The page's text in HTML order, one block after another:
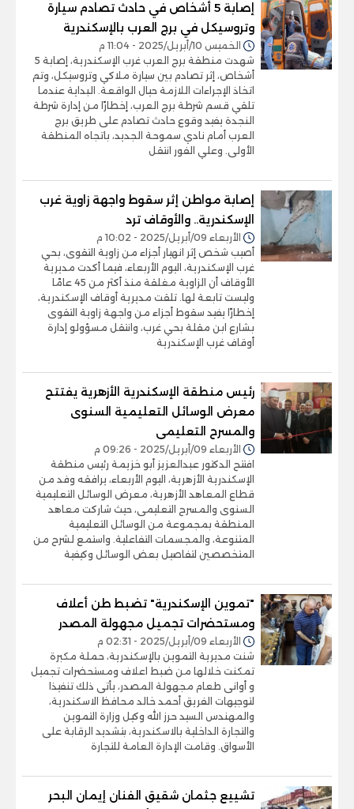
إصابة 5 أشخاص في حادث تصادم سيارة
وتروسيكل في برج العرب بالإسكندرية
الخميس 10/أبريل/2025 - 11:04 م
شهدت منطقة برج العرب غرب الإسكندرية، إصابة 5
أشخاص، إثر تصادم بين سيارة ملاكي وتروسيكل، وتم
اتخاذ الإجراءات اللازمة حيال الواقعة. البداية عندما
تلقي قسم شرطة برج العرب، إخطارًا من إدارة شرطة
النجدة يفيد وقوع حادث تصادم على طريق برج
العرب أمام نادي سموحة الجديد، باتجاه المنطقة
الأولى. وعلي الفور انتقل
إصابة مواطن إثر سقوط واجهة زاوية غرب
الإسكندرية.. والأوقاف ترد
الأربعاء 09/أبريل/2025 - 10:02 م
أصيب شخص إثر انهيار أجزاء من زاوية التقوى، بحي
غرب الإسكندرية، اليوم الأربعاء، فيما أكدت مديرية
الأوقاف أن الزاوية مغلقة منذ أكثر من 45 عامًا
وليست تابعة لها. تلقت مديرية أوقاف الإسكندرية،
إخطارًا يفيد سقوط أجزاء من واجهة زاوية التقوى
بشارع ابن مقلة بحي غرب، وانتقل مسؤولو إدارة
أوقاف غرب الإسكندرية
رئيس منطقة الإسكندرية الأزهرية يفتتح
معرض الوسائل التعليمية السنوى
والمسرح التعليمى
الأربعاء 09/أبريل/2025 - 09:26 م
افتتح الدكتور عبدالعزيز أبو خزيمة رئيس منطقة
الإسكندرية الأزهرية، اليوم الأربعاء، يرافقه وفد من
قطاع المعاهد الأزهرية، معرض الوسائل التعليمية
السنوى والمسرح التعليمى، حيث شاركت معاهد
المنطقة بمجموعة من الوسائل التعليمية
المتنوعة، والمجسمات التفاعلية. واستمع لشرح من
المتخصصين لتفاصيل بعض الوسائل وكيفية
"تموين الإسكندرية" تضبط طن أعلاف
ومستحضرات تجميل مجهولة المصدر
الأربعاء 09/أبريل/2025 - 02:31 م
شنت مديرية التموين بالإسكندرية، حملة مكبرة
تمكنت خلالها من ضبط اعلاف ومستحضرات تجميل
و أوانى طعام مجهولة المصدر، يأتى ذلك تنفيذا
لتوجيهات الفريق أحمد خالد محافظ الاسكندرية،
والمهندس السيد حرز الله وكيل وزارة التموين
والتجارة الداخلية بالاسكندرية، بتشديد الرقابة على
الأسواق. وقامت الإدارة العامة للتجارة
تشييع جثمان شقيق الفنان إيمان البحر